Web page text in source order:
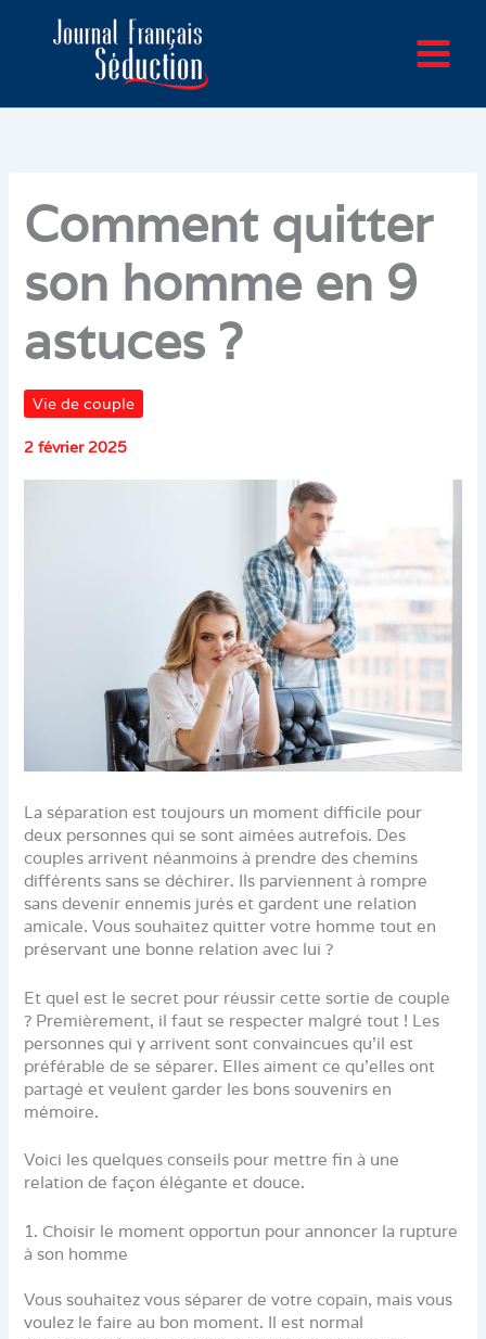
Comment quitter
son homme en 9
astuces ?
Vie de couple
2 février 2025
La séparation est toujours un moment difficile pour
deux personnes qui se sont aimées autrefois. Des
couples arrivent néanmoins à prendre des chemins
différents sans se déchirer. Ils parviennent à rompre
sans devenir ennemis jurés et gardent une relation
amicale. Vous souhaitez quitter votre homme tout en
préservant une bonne relation avec lui ?
Et quel est le secret pour réussir cette sortie de couple
? Premièrement, il faut se respecter malgré tout ! Les
personnes qui y arrivent sont convaincues qu’il est
préférable de se séparer. Elles aiment ce qu’elles ont
partagé et veulent garder les bons souvenirs en
mémoire.
Voici les quelques conseils pour mettre fin à une
relation de façon élégante et douce.
1. Choisir le moment opportun pour annoncer la rupture
à son homme
Vous souhaitez vous séparer de votre copain, mais vous
voulez le faire au bon moment. Il est normal